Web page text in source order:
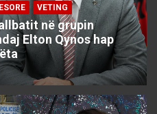
VETING
në grupin
Elton Qynos hap